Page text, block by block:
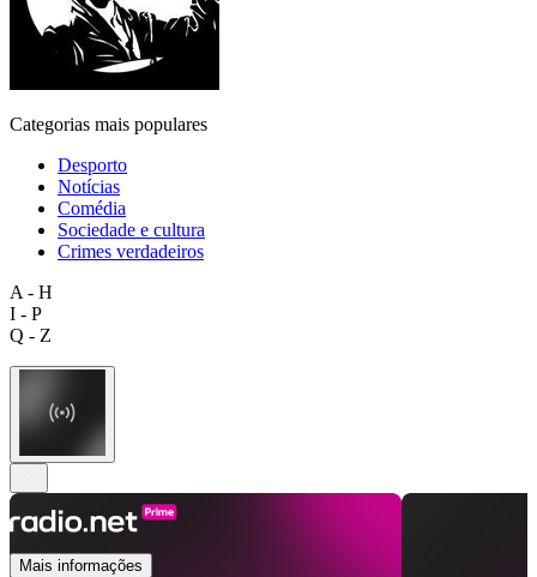
Categorias mais populares
Desporto
Notícias
Comédia
Sociedade e cultura
Crimes verdadeiros
A - H
I - P
Q - Z
Mais informações